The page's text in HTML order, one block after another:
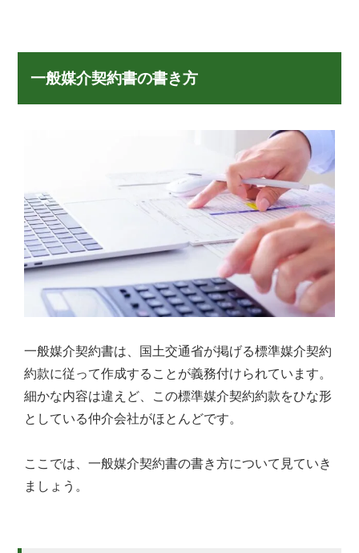
一般媒介契約書の書き方
一般媒介契約書は、国土交通省が掲げる標準媒介契約
約款に従って作成することが義務付けられています。
細かな内容は違えど、この標準媒介契約約款をひな形
としている仲介会社がほとんどです。
ここでは、一般媒介契約書の書き方について見ていき
ましょう。